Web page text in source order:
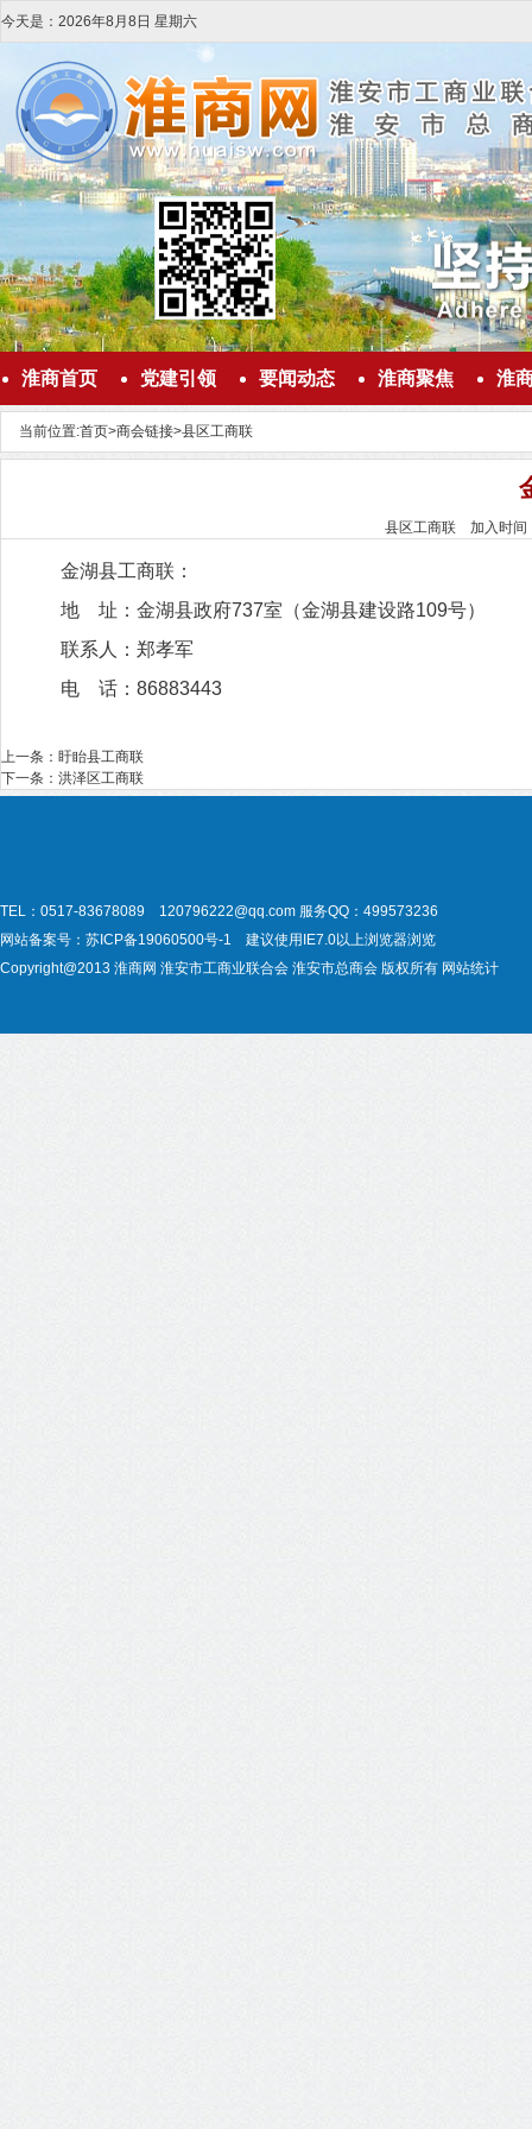
今天是： 2026年8 月 8 日 星期六
淮商首页 党建引领 要闻动态 淮商聚焦 淮
当前位置:首页>商会链接>县区工商联
县区工商联 加入时间
金湖县工商联：
地 址：金湖县政府737室（金湖县建设路109号）
联系人：郑孝军
电 话：86883443
上一条： 盱眙县工商联
下一条： 洪泽区工商联
TEL：0517-83678089 120796222@qq.com 服务QQ：499573236
网站备案号： 苏ICP备19060500号-1
建议使用IE7.0以上浏览器浏览
Copyright@2013 淮商网 淮安市工商业联合会 淮安市总商会 版权所有 网站统计